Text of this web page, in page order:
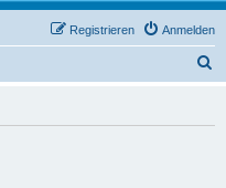
Anmelden
Registrieren